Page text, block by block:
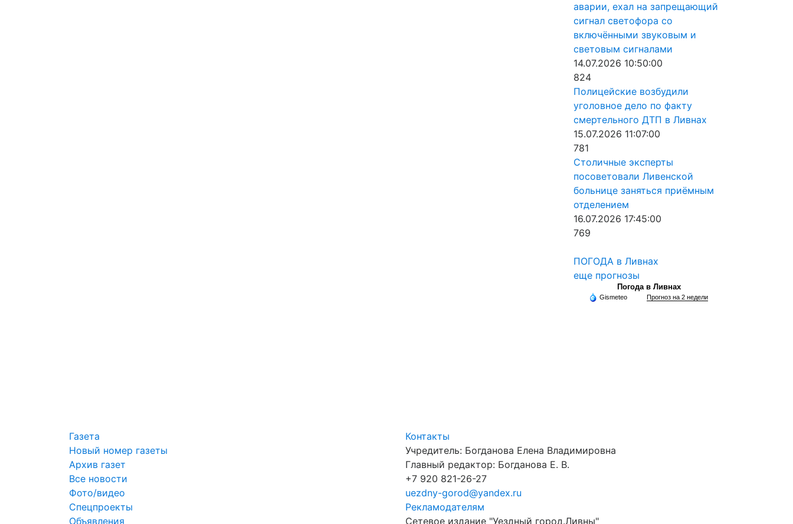
аварии, ехал на запрещающий
сигнал светофора со
включёнными звуковым и
световым сигналами
14.07.2026 10:50:00
824
Полицейские возбудили
уголовное дело по факту
смертельного ДТП в Ливнах
15.07.2026 11:07:00
781
Столичные эксперты
посоветовали Ливенской
больнице заняться приёмным
отделением
16.07.2026 17:45:00
769
ПОГОДА в Ливнах
еще прогнозы
Погода в Ливнах
Gismeteo Прогноз на 2 недели
Газета
Новый номер газеты
Архив газет
Все новости
Фото/видео
Спецпроекты
Объявления
Контакты
Учредитель: Богданова Елена Владимировна
Главный редактор: Богданова Е. В.
+7 920 821-26-27
uezdny-gorod@yandex.ru
Рекламодателям
Сетевое издание "Уездный город.Ливны"